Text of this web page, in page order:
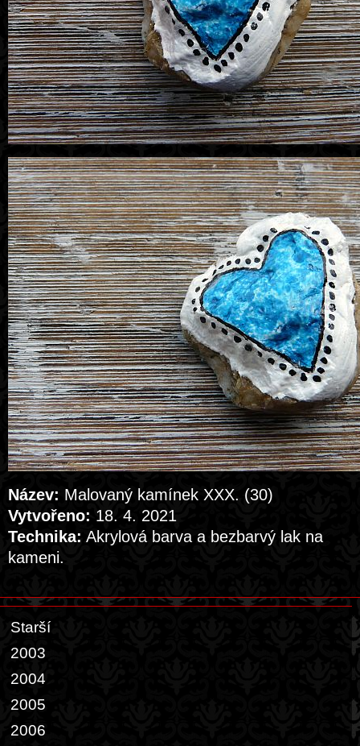
Název: Malovaný kamínek XXX. (30)
Vytvořeno: 18. 4. 2021
Technika: Akrylová barva a bezbarvý lak na
kameni.
Starší
2003
2004
2005
2006